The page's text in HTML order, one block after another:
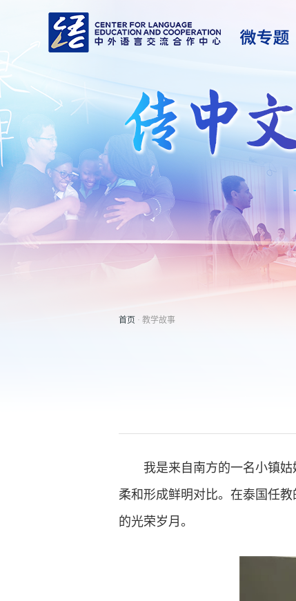
首页 · 教学故事
我是来自南方的一名小镇
柔和形成鲜明对比。在泰国任
的光荣岁月。